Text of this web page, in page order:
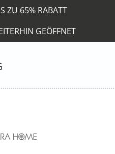
ZU 65% RABATT
GEÖFFNET